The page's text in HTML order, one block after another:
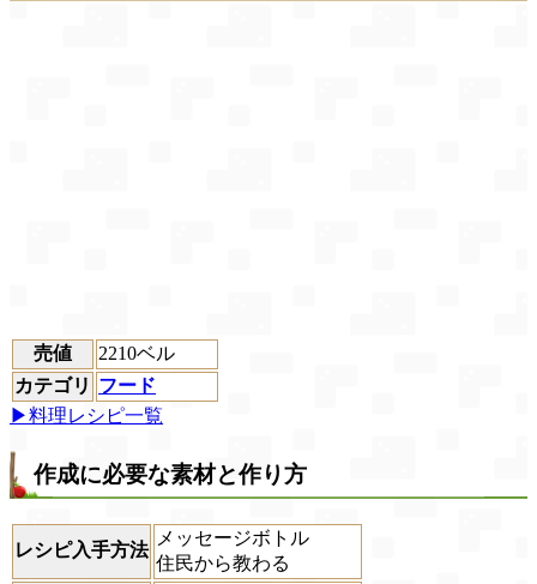
売値
2210ベル
カテゴリ フード
▶料理レシピ一覧
作成に必要な素材と作り方
レシピ入手方法
メッセージボトル
住民から教わる